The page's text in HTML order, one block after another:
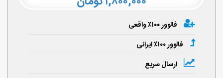
فالوور ۱۰۰٪ واقعی
فالوور ۱۰۰٪ ایرانی
ارسال سریع